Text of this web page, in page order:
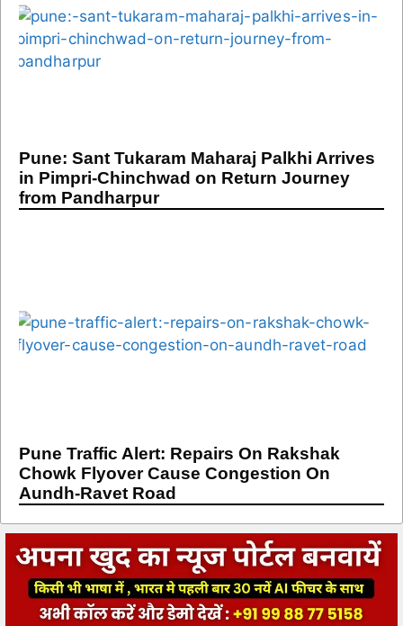
Pune: Sant Tukaram Maharaj Palkhi Arrives
in Pimpri-Chinchwad on Return Journey
from Pandharpur
Pune Traffic Alert: Repairs On Rakshak
Chowk Flyover Cause Congestion On
Aundh-Ravet Road